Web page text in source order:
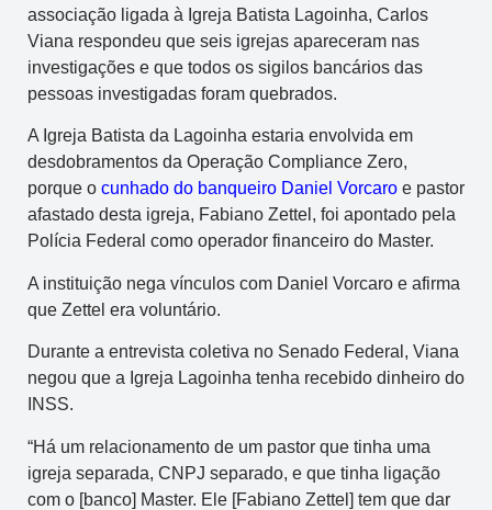
associação ligada à Igreja Batista Lagoinha, Carlos
Viana respondeu que seis igrejas apareceram nas
investigações e que todos os sigilos bancários das
pessoas investigadas foram quebrados.
A Igreja Batista da Lagoinha estaria envolvida em
desdobramentos da Operação Compliance Zero,
porque o cunhado do banqueiro Daniel Vorcaro e pastor
afastado desta igreja, Fabiano Zettel, foi apontado pela
Polícia Federal como operador financeiro do Master.
A instituição nega vínculos com Daniel Vorcaro e afirma
que Zettel era voluntário.
Durante a entrevista coletiva no Senado Federal, Viana
negou que a Igreja Lagoinha tenha recebido dinheiro do
INSS.
“Há um relacionamento de um pastor que tinha uma
igreja separada, CNPJ separado, e que tinha ligação
com o [banco] Master. Ele [Fabiano Zettel] tem que dar